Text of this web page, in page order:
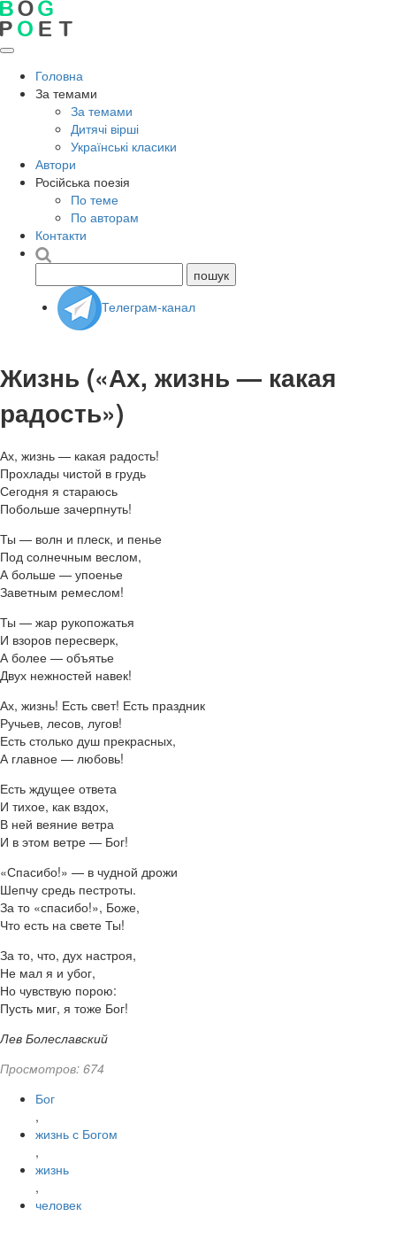
Головна
За темами
За темами
Дитячі вірші
Українські класики
Автори
Російська поезія
По теме
По авторам
Контакти
Телеграм-канал
Жизнь («Ах, жизнь — какая
радость»)
Ах, жизнь — какая радость!
Прохлады чистой в грудь
Сегодня я стараюсь
Побольше зачерпнуть!
Ты — волн и плеск, и пенье
Под солнечным веслом,
А больше — упоенье
Заветным ремеслом!
Ты — жар рукопожатья
И взоров пересверк,
А более — объятье
Двух нежностей навек!
Ах, жизнь! Есть свет! Есть праздник
Ручьев, лесов, лугов!
Есть столько душ прекрасных,
А главное — любовь!
Есть ждущее ответа
И тихое, как вздох,
В ней веяние ветра
И в этом ветре — Бог!
«Спасибо!» — в чудной дрожи
Шепчу средь пестроты.
За то «спасибо!», Боже,
Что есть на свете Ты!
За то, что, дух настроя,
Не мал я и убог,
Но чувствую порою:
Пусть миг, я тоже Бог!
Лев Болеславский
Просмотров: 674
Бог
,
жизнь с Богом
,
жизнь
,
человек